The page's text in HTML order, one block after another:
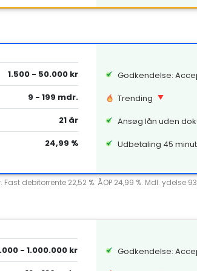
1.500 - 50.000 kr
9 - 199 mdr.
21 år
24,99 %
Godkendelse:
Trending
Ansøg lån uden
Udbetaling 45
debitorrente 22,52 %. ÅOP 24,99 %. Mdl. ydelse
- 1.000.000 kr
Godkendelse: